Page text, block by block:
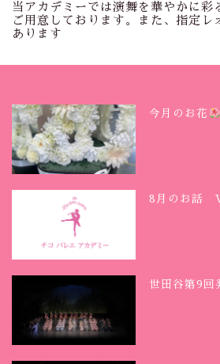
当アカデミーでは演舞を華やかに彩
ご用意しております。また、指定レ
あります
今月のお花
8月のお話
世田谷第9回